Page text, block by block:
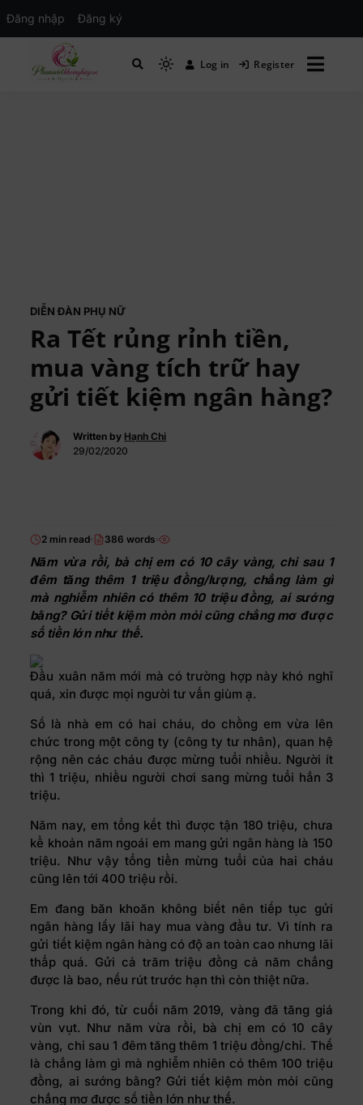
Mạng xã hội Kinh tế – Giáo dục – Hướng
Log in Register
DIỄN ĐÀN PHỤ NỮ
Ra Tết rủng rỉnh tiền,
mua vàng tích trữ hay
gửi tiết kiệm ngân hàng?
Written by Hạnh Chi
29/02/2020
2 min read 386 words
Năm vừa rồi, bà chị em có 10 cây vàng, chỉ sau 1
đêm tăng thêm 1 triệu đồng/lượng, chẳng làm gì
mà nghiễm nhiên có thêm 10 triệu đồng, ai sướng
bằng? Gửi tiết kiệm mòn mỏi cũng chẳng mơ được
số tiền lớn như thế.
Đầu xuân năm mới mà có trường hợp này khó nghĩ
quá, xin được mọi người tư vấn giùm ạ.
Số là nhà em có hai cháu, do chồng em vừa lên
chức trong một công ty (công ty tư nhân), quan hệ
rộng nên các cháu được mừng tuổi nhiều. Người ít
thì 1 triệu, nhiều người chơi sang mừng tuổi hẳn 3
triệu.
Năm nay, em tổng kết thì được tận 180 triệu, chưa
kể khoản năm ngoái em mang gửi ngân hàng là 150
triệu. Như vậy tổng tiền mừng tuổi của hai cháu
cũng lên tới 400 triệu rồi.
Em đang băn khoăn không biết nên tiếp tục gửi
ngân hàng lấy lãi hay mua vàng đầu tư. Vì tính ra
gửi tiết kiệm ngân hàng có độ an toàn cao nhưng lãi
thấp quá. Gửi cả trăm triệu đồng cả năm chẳng
được là bao, nếu rút trước hạn thì còn thiệt nữa.
Trong khi đó, từ cuối năm 2019, vàng đã tăng giá
vùn vụt. Như năm vừa rồi, bà chị em có 10 cây
vàng, chỉ sau 1 đêm tăng thêm 1 triệu đồng/chỉ. Thế
là chẳng làm gì mà nghiễm nhiên có thêm 100 triệu
đồng, ai sướng bằng? Gửi tiết kiệm mòn mỏi cũng
chẳng mơ được số tiền lớn như thế.
Đăng nhập Đăng ký